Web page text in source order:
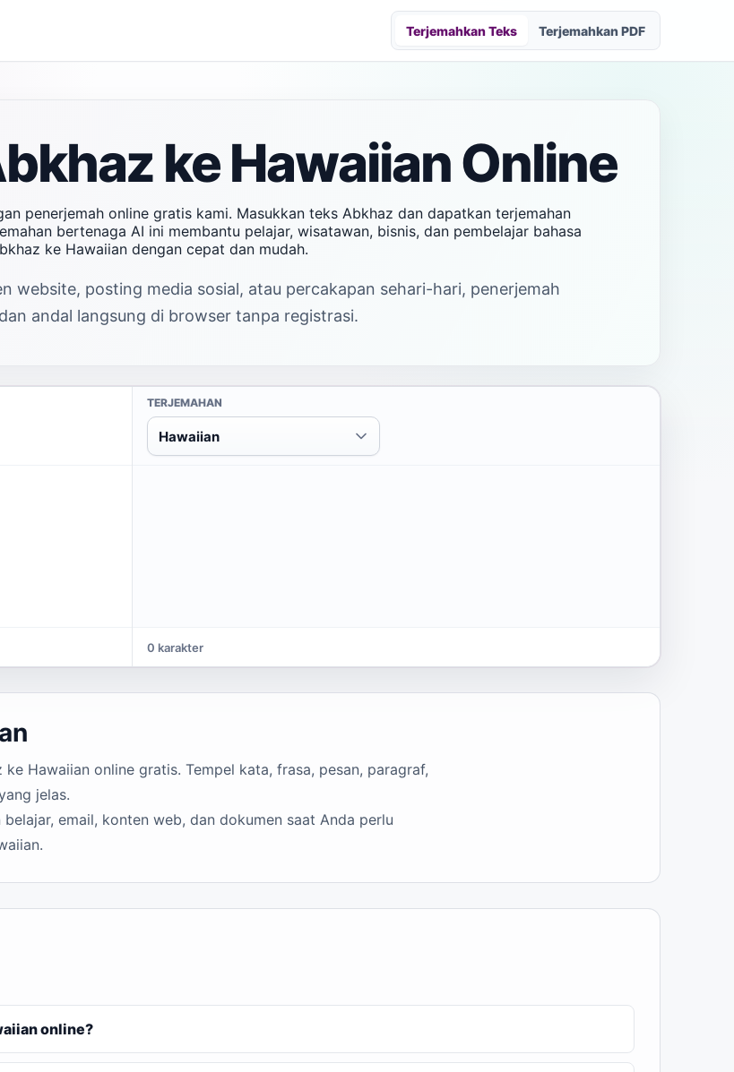
Terjemahkan Teks Terjemahkan PDF
ke Hawaiian Online
penerjemah online gratis kami. Masukkan teks Abkhaz dan dapatkan terjemahan
bertenaga AI ini membantu pelajar, wisatawan, bisnis, dan pembelajar bahasa
ke Hawaiian dengan cepat dan mudah.
website, posting media sosial, atau percakapan sehari-hari, penerjemah
andal langsung di browser tanpa registrasi.
TERJEMAHAN
Hawaiian
0 karakter
Hawaiian online gratis. Tempel kata, frasa, pesan, paragraf,
jelas.
email, konten web, dan dokumen saat Anda perlu
online?